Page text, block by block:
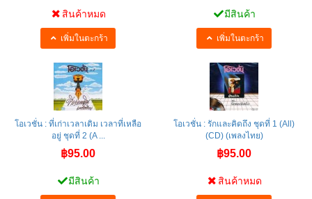
สินค้าหมด
เพิ่มในตะกร้า
มีสินค้า
เพิ่มในตะกร้า
โอเวชั่น : ที่เก่าเวลาเดิม เวลาที่เหลือ
อยู่ ชุดที่ 2 (A ...
฿95.00
มีสินค้า
โอเวชั่น : รักและคิดถึง ชุดที่ 1 (All)
(CD) (เพลงไทย)
฿95.00
สินค้าหมด